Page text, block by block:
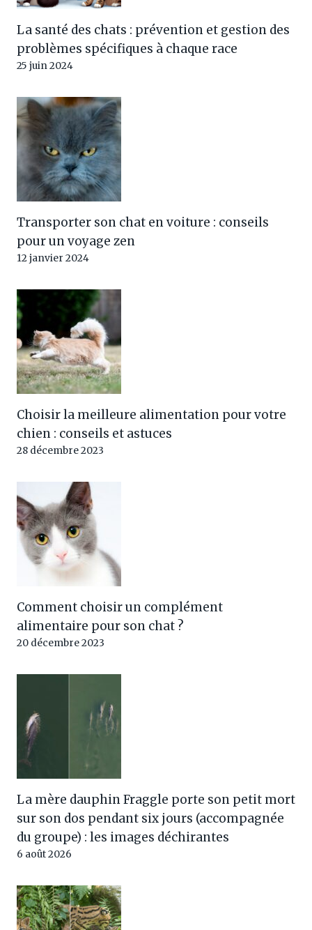
La santé des chats : prévention et gestion des
problèmes spécifiques à chaque race
25 juin 2024
Transporter son chat en voiture : conseils
pour un voyage zen
12 janvier 2024
Choisir la meilleure alimentation pour votre
chien : conseils et astuces
28 décembre 2023
Comment choisir un complément
alimentaire pour son chat ?
20 décembre 2023
La mère dauphin Fraggle porte son petit mort
sur son dos pendant six jours (accompagnée
du groupe) : les images déchirantes
6 août 2026